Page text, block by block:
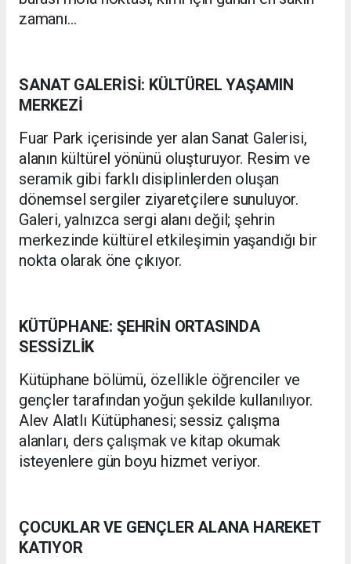
zamanı…
SANAT GALERİSİ: KÜLTÜREL YAŞAMIN
MERKEZİ
Fuar Park içerisinde yer alan Sanat Galerisi,
alanın kültürel yönünü oluşturuyor. Resim ve
seramik gibi farklı disiplinlerden oluşan
dönemsel sergiler ziyaretçilere sunuluyor.
Galeri, yalnızca sergi alanı değil; şehrin
merkezinde kültürel etkileşimin yaşandığı bir
nokta olarak öne çıkıyor.
KÜTÜPHANE: ŞEHRİN ORTASINDA
SESSİZLİK
Kütüphane bölümü, özellikle öğrenciler ve
gençler tarafından yoğun şekilde kullanılıyor.
Alev Alatlı Kütüphanesi; sessiz çalışma
alanları, ders çalışmak ve kitap okumak
isteyenlere gün boyu hizmet veriyor.
ÇOCUKLAR VE GENÇLER ALANA HAREKET
KATIYOR